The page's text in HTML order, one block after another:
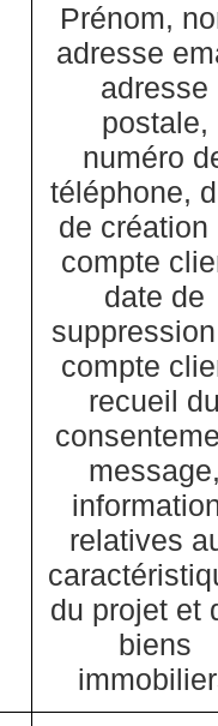
Prénom,
adresse
adresse
postale,
numéro
téléphone,
de création
compte
date de
compte
recueil
relatives
du projet et
biens